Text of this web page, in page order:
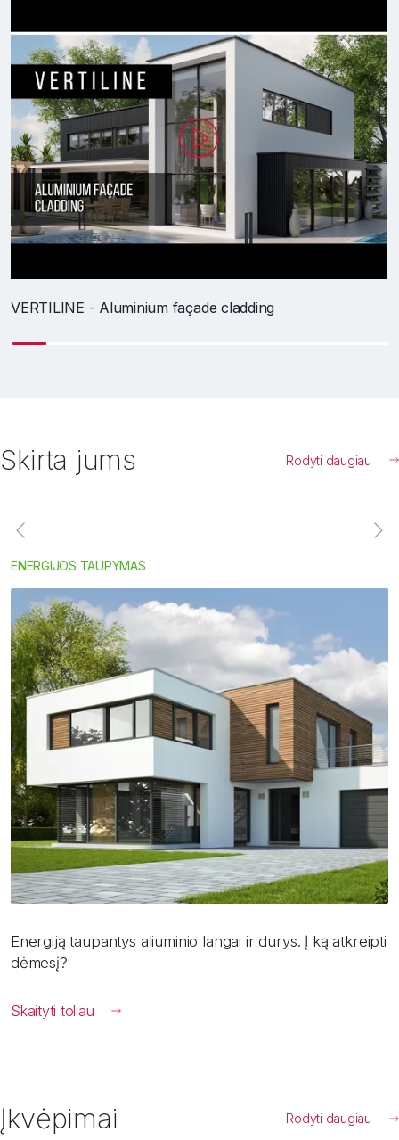
VERTILINE - Aluminium façade cladding
Skirta jums Rodyti daugiau
ENERGIJOS TAUPYMAS
Energiją taupantys aliuminio langai ir durys. Į ką atkreipti
dėmesį?
Skaityti toliau
Įkvėpimai Rodyti daugiau